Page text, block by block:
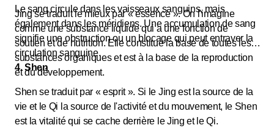
Le sang circule dans les vaisseaux sanguins, mais
également dans les méridiens. Une accumulation de sang
signifie une obstruction ou un blocage qui peut entraver la
circulation sanguine.
Jing se traduit le mieux par « essence ». On l'imagine
comme une substance liquide qui a une fonction de
soutien et de nutrition. Elle constitue la base de toutes les
substances organiques et est à la base de la reproduction
et du développement.
4. Shen
Shen se traduit par « esprit ». Si le Jing est la source de la
vie et le Qi la source de l'activité et du mouvement, le Shen
est la vitalité qui se cache derrière le Jing et le Qi.